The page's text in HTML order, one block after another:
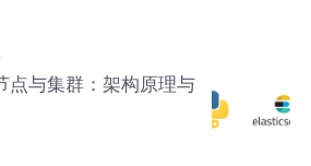
点与集群：架构原理与